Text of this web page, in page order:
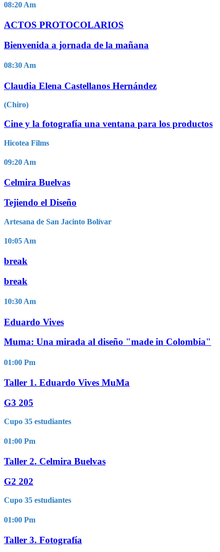
08:20 Am
ACTOS PROTOCOLARIOS
Bienvenida a jornada de la mañana
08:30Am
Claudia Elena Castellanos Hernández
(Chiro)
Cine y la fotografía una ventana para los productos
Hicotea Films
09:20 Am
Celmira Buelvas
Tejiendo el Diseño
Artesana de San Jacinto Bolívar
10:05 Am
break
break
10:30 Am
Eduardo Vives
Muma: Una mirada al diseño "made in Colombia"
01:00 Pm
Taller 1. Eduardo Vives MuMa
G3 205
Cupo 35 estudiantes
01:00 Pm
Taller 2. Celmira Buelvas
G2 202
Cupo 35 estudiantes
01:00 Pm
Taller 3. Fotografía